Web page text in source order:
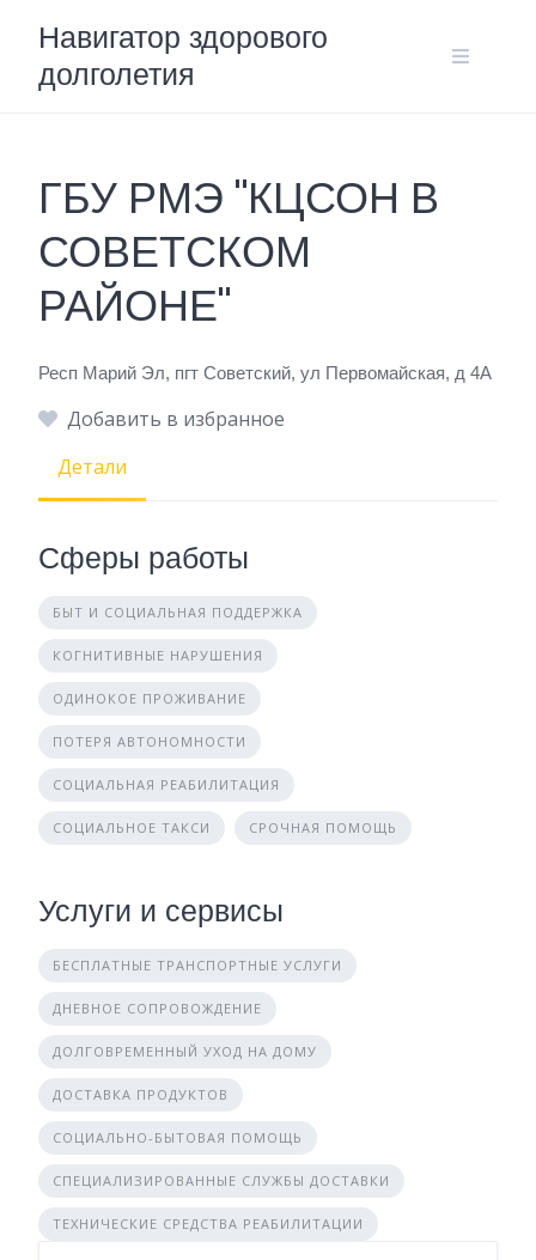
content
Навигатор здорового
долголетия
ГБУ РМЭ "КЦСОН В
СОВЕТСКОМ
РАЙОНЕ"
Респ Марий Эл, пгт Советский, ул Первомайская, д 4А
Добавить в избранное
Детали
Сферы работы
БЫТ И СОЦИАЛЬНАЯ ПОДДЕРЖКА
КОГНИТИВНЫЕ НАРУШЕНИЯ
ОДИНОКОЕ ПРОЖИВАНИЕ
ПОТЕРЯ АВТОНОМНОСТИ
СОЦИАЛЬНАЯ РЕАБИЛИТАЦИЯ
СОЦИАЛЬНОЕ ТАКСИ СРОЧНАЯ ПОМОЩЬ
Услуги и сервисы
БЕСПЛАТНЫЕ ТРАНСПОРТНЫЕ УСЛУГИ
ДНЕВНОЕ СОПРОВОЖДЕНИЕ
ДОЛГОВРЕМЕННЫЙ УХОД НА ДОМУ
ДОСТАВКА ПРОДУКТОВ
СОЦИАЛЬНО-БЫТОВАЯ ПОМОЩЬ
СПЕЦИАЛИЗИРОВАННЫЕ СЛУЖБЫ ДОСТАВКИ
ТЕХНИЧЕСКИЕ СРЕДСТВА РЕАБИЛИТАЦИИ